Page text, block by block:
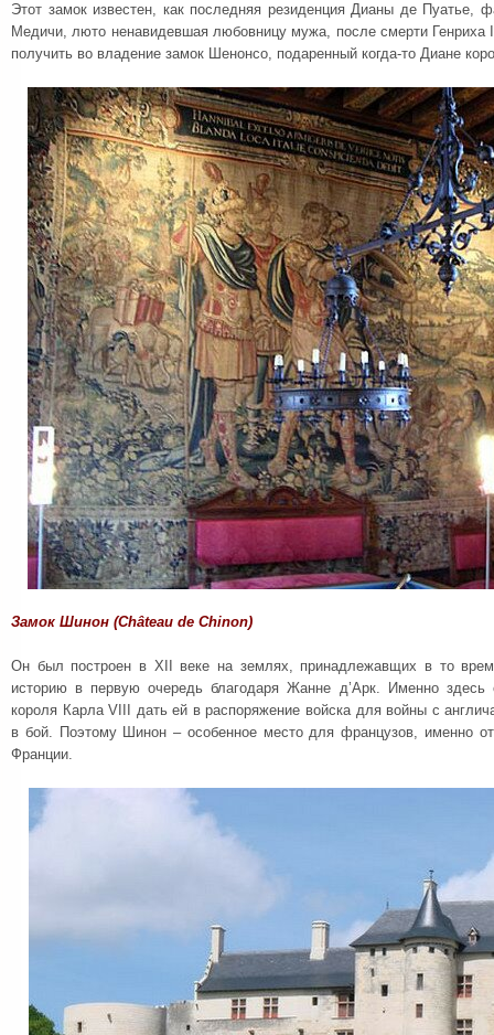
Этот замок известен, как последняя резиденция Дианы де Пуатье,
Медичи, люто ненавидевшая любовницу мужа, после смерти
получить во владение замок Шенонсо, подаренный когда-то Диане
Замок Шинон (Château de Chinon)
Он был построен в XII веке на землях, принадлежавщих в то
историю в первую очередь благодаря Жанне д’Арк. Именно здесь
короля Карла VIII дать ей в распоряжение войска для войны с
в бой. Поэтому Шинон – особенное место для французов, именно
Франции.